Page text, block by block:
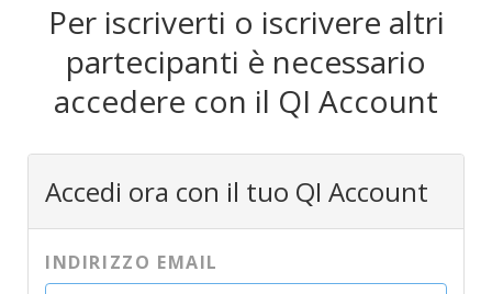
Per iscriverti o iscrivere altri
partecipanti è necessario
accedere con il QI Account
Accedi ora con il tuo QI Account
INDIRIZZO EMAIL